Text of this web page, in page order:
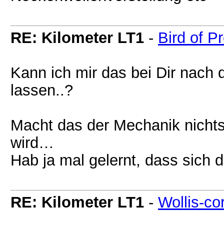
RE: Kilometer LT1 - Bird of
Kann ich mir das bei Dir nach
lassen..?
Macht das der Mechanik
wird…
Hab ja mal gelernt, dass sich
RE: Kilometer LT1 - Wollis-